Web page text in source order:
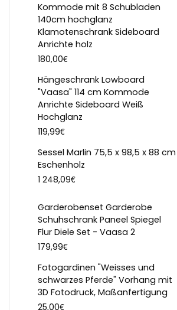
Kommode mit 8 Schubladen
140cm hochglanz
Klamotenschrank Sideboard
Anrichte holz
180,00€
Hängeschrank Lowboard
"Vaasa" 114 cm Kommode
Anrichte Sideboard Weiß
Hochglanz
119,99€
Sessel Marlin 75,5 x 98,5 x 88 cm
Eschenholz
1 248,09€
Garderobenset Garderobe
Schuhschrank Paneel Spiegel
Flur Diele Set - Vaasa 2
179,99€
Fotogardinen "Weisses und
schwarzes Pferde" Vorhang mit
3D Fotodruck, Maßanfertigung
25,00€